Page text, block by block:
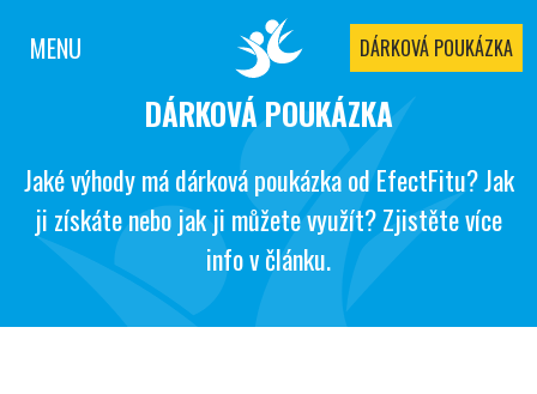
MENU DÁRKOVÁ POUKÁZKA
DÁRKOVÁ POUKÁZKA
Jaké výhody má dárková poukázka od EfectFitu? Jak
ji získáte nebo jak ji můžete využít? Zjistěte více
info v článku.